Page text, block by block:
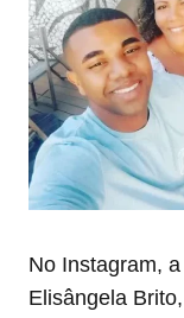
No Instagram,
Elisângela